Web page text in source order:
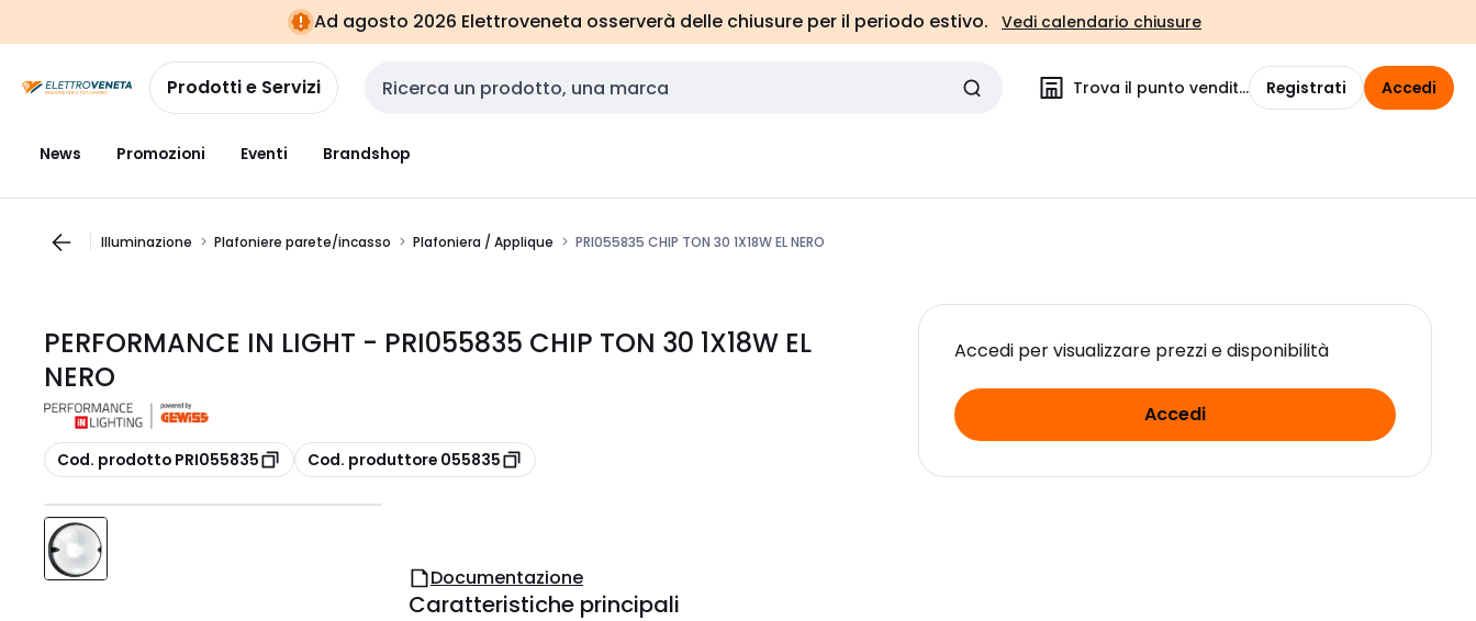
navigazionealla
pagina
Ad agosto 2026 Elettroveneta osserverà delle chiusure per il periodo estivo. Vedi calendario chiusure
Prodotti e Servizi Cerca input Trova il punto vendita Registrati Accedi
News Promozioni Eventi Brandshop
Illuminazione Plafoniere parete/incasso Plafoniera / Applique PRI055835 CHIP TON 30 1X18W EL NERO
PERFORMANCE IN LIGHT - PRI055835 CHIP TON 30 1X18W EL
NERO
copia
Cod. prodotto PRI055835 copia
Cod. produttore 055835
Accedi per visualizzare prezzi e disponibilità
Accedi
Documentazione
Caratteristiche principali